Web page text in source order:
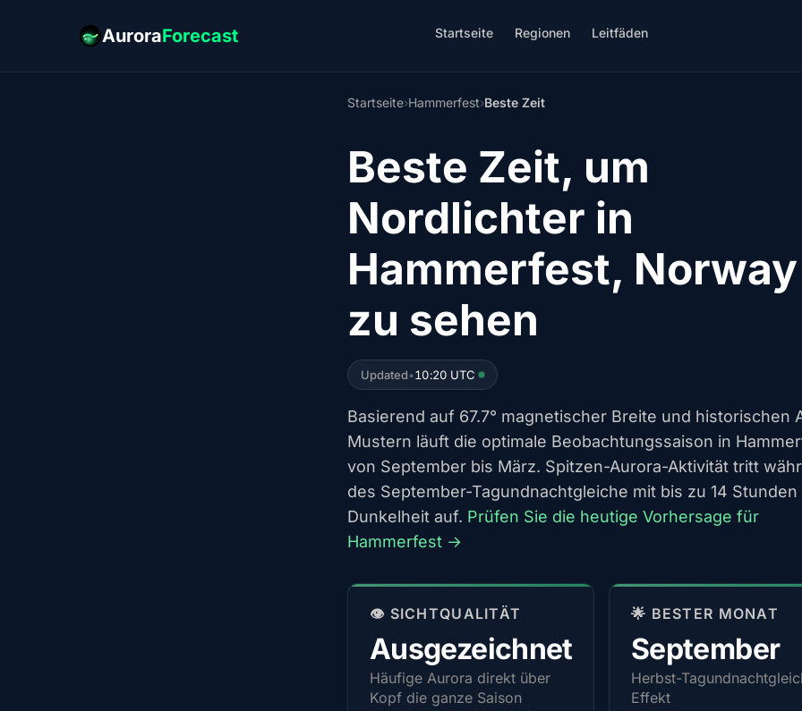
AuroraForecast Startseite Regionen Leitfäden
Startseite›Hammerfest›Beste Zeit
Beste Zeit, um
Nordlichter in
Hammerfest, Norway
zu sehen
Updated•10:20 UTC
Basierend auf 67.7° magnetischer Breite und historischen
Mustern läuft die optimale Beobachtungssaison in
von September bis März. Spitzen-Aurora-Aktivität tritt
des September-Tagundnachtgleiche mit bis zu 14 Stunden
Dunkelheit auf. Prüfen Sie die heutige Vorhersage für
Hammerfest →
👁️ SICHTQUALITÄT
Ausgezeichnet
Häufige Aurora direkt über
Kopf die ganze Saison
🌟 BESTER MONAT
September
Herbst-
Effekt